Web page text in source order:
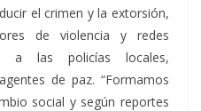
el crimen y la extorsión,
de violencia y redes
a las policías locales,
de paz. “Formamos
social y según reportes